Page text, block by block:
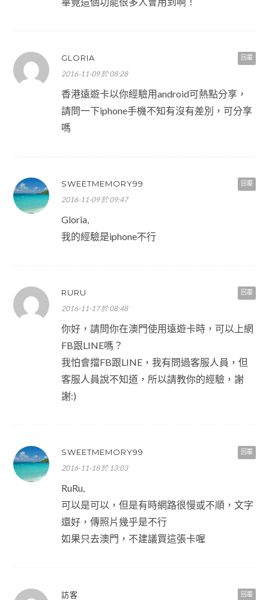
回覆
GLORIA
2016-11-09 於 08:28
香港遠遊卡以你經驗用android可熱點分享，
請問一下iphone手機不知有沒有差別，可分享
嗎
回覆
SWEETMEMORY99
2016-11-09 於 09:47
Gloria,
我的經驗是iphone不行
回覆
RURU
2016-11-17 於 08:48
你好，請問你在澳門使用遠遊卡時，可以上網
FB跟LINE嗎？
我怕會擋FB跟LINE，我有問過客服人員，但
客服人員說不知道，所以請教你的經驗，謝
謝:)
回覆
SWEETMEMORY99
2016-11-18 於 13:03
RuRu,
可以是可以，但是有時網路很慢或不順，文字
還好，傳照片幾乎是不行
如果只去澳門，不建議買這張卡喔
回覆
訪客